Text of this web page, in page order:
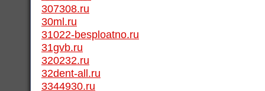
307308.ru
30ml.ru
31022-besploatno.ru
31gvb.ru
320232.ru
32dent-all.ru
3344930.ru